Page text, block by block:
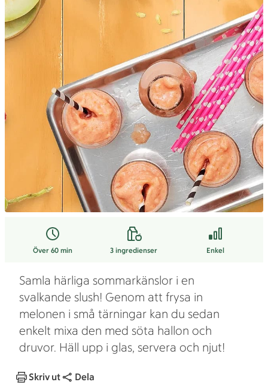
Över 60 min 3ingredienser Enkel
Samla härliga sommarkänslor i en
svalkande slush! Genom att frysa in
melonen i små tärningar kan du sedan
enkelt mixa den med söta hallon och
druvor. Häll upp i glas, servera och njut!
Skriv ut Dela